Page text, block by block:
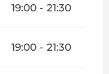
19:00 - 21:30
19:00 - 21:30